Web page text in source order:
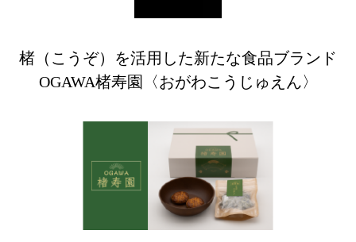
楮（こうぞ）を活用した新たな食品ブランド
OGAWA楮寿園〈おがわこうじゅえん〉